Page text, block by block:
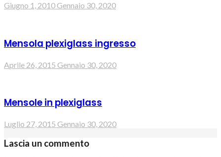
Giugno 1, 2010Gennaio 30, 2020
Mensola plexiglass ingresso
Aprile 26, 2015 Gennaio 30, 2020
Mensole in plexiglass
Luglio 27, 2015 Gennaio 30, 2020
Lascia un commento